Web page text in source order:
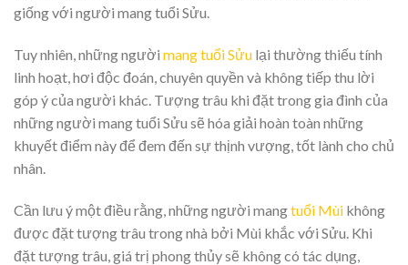
giống với người mang tuổi Sửu.
Tuy nhiên, những người mang tuổi Sửu lại thường thiếu tính
linh hoạt, hơi độc đoán, chuyên quyền và không tiếp thu lời
góp ý của người khác. Tượng trâu khi đặt trong gia đình của
những người mang tuổi Sửu sẽ hóa giải hoàn toàn những
khuyết điểm này để đem đến sự thịnh vượng, tốt lành cho chủ
nhân.
Cần lưu ý một điều rằng, những người mangtuổi Mùi không
được đặt tượng trâu trong nhà bởi Mùi khắc với Sửu. Khi
đặt tượng trâu, giá trị phong thủy sẽ không có tác dụng,